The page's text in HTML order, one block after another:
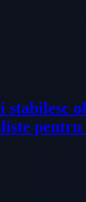
stabilesc